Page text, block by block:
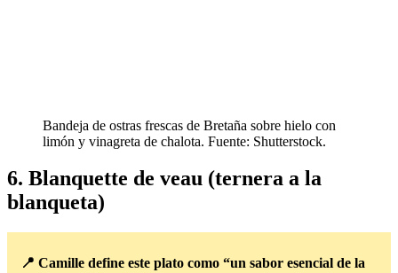
Bandeja de ostras frescas de Bretaña sobre hielo con
limón y vinagreta de chalota. Fuente: Shutterstock.
6. Blanquette de veau (ternera a la
blanqueta)
📍 Camille define este plato como “un sabor esencial de la